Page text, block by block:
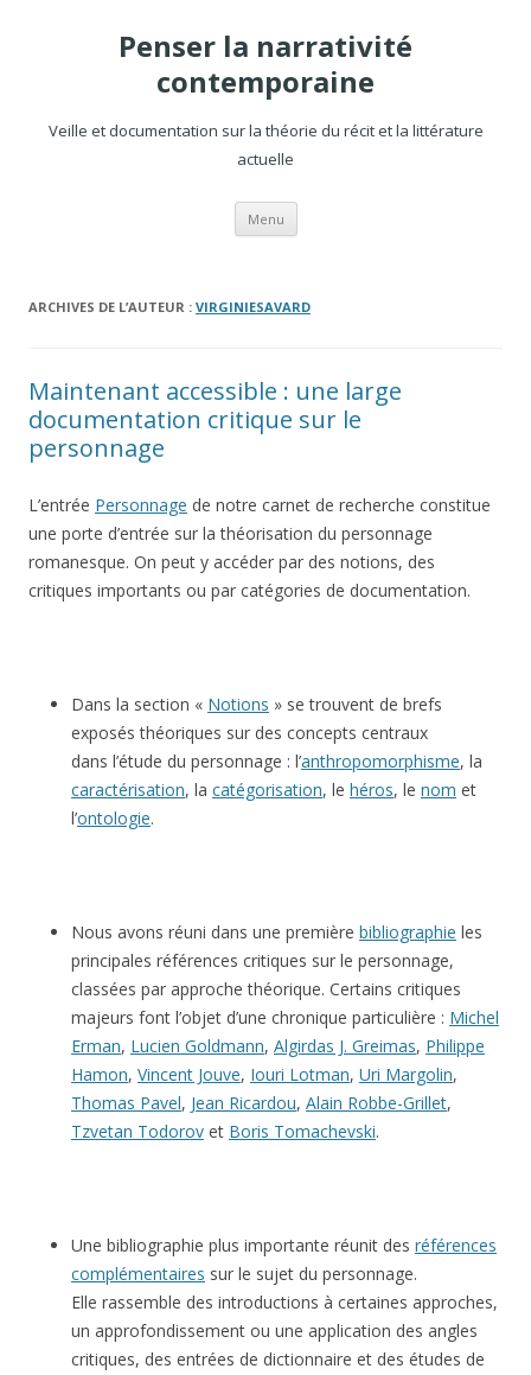
Penser la narrativité
contemporaine
Veille et documentation sur la théorie du récit et la littérature
actuelle
Menu Aller
contenu
ARCHIVES DE L’AUTEUR : VIRGINIESAVARD
Maintenant accessible : une large
documentation critique sur le
personnage
L’entrée Personnage de notre carnet de recherche constitue
une porte d’entrée sur la théorisation du personnage
romanesque. On peut y accéder par des notions, des
critiques importants ou par catégories de documentation.
Dans la section « Notions » se trouvent de brefs
exposés théoriques sur des concepts centraux
dans l’étude du personnage : l’anthropomorphisme, la
caractérisation, la catégorisation, le héros, le nom et
l’ontologie.
Nous avons réuni dans une première bibliographie les
principales références critiques sur le personnage,
classées par approche théorique. Certains critiques
majeurs font l’objet d’une chronique particulière : Michel
Erman, Lucien Goldmann, Algirdas J. Greimas, Philippe
Hamon, Vincent Jouve, Iouri Lotman, Uri Margolin,
Thomas Pavel, Jean Ricardou, Alain Robbe-Grillet,
Tzvetan Todorov et Boris Tomachevski.
Une bibliographie plus importante réunit des références
complémentaires sur le sujet du personnage.
Elle rassemble des introductions à certaines approches,
un approfondissement ou une application des angles
critiques, des entrées de dictionnaire et des études de